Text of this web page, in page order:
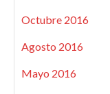
Octubre 2016
Agosto 2016
Mayo 2016